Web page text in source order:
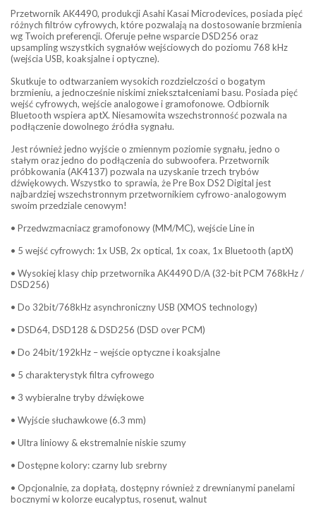
Przetwornik AK4490, produkcji Asahi Kasai Microdevices, posiada pięć
różnych filtrów cyfrowych, które pozwalają na dostosowanie brzmienia
wg Twoich preferencji. Oferuje pełne wsparcie DSD256 oraz
upsampling wszystkich sygnałów wejściowych do poziomu 768 kHz
(wejścia USB, koaksjalne i optyczne).
Skutkuje to odtwarzaniem wysokich rozdzielczości o bogatym
brzmieniu, a jednocześnie niskimi zniekształceniami basu. Posiada pięć
wejść cyfrowych, wejście analogowe i gramofonowe. Odbiornik
Bluetooth wspiera aptX. Niesamowita wszechstronność pozwala na
podłączenie dowolnego źródła sygnału.
Jest również jedno wyjście o zmiennym poziomie sygnału, jedno o
stałym oraz jedno do podłączenia do subwoofera. Przetwornik
próbkowania (AK4137) pozwala na uzyskanie trzech trybów
dźwiękowych. Wszystko to sprawia, że Pre Box DS2 Digital jest
najbardziej wszechstronnym przetwornikiem cyfrowo-analogowym
swoim przedziale cenowym!
• Przedwzmacniacz gramofonowy (MM/MC), wejście Line in
• 5 wejść cyfrowych: 1x USB, 2x optical, 1x coax, 1x Bluetooth (aptX)
• Wysokiej klasy chip przetwornika AK4490 D/A (32-bit PCM 768kHz /
DSD256)
• Do 32bit/768kHz asynchroniczny USB (XMOS technology)
• DSD64, DSD128 & DSD256 (DSD over PCM)
• Do 24bit/192kHz – wejście optyczne i koaksjalne
• 5 charakterystyk filtra cyfrowego
• 3 wybieralne tryby dźwiękowe
• Wyjście słuchawkowe (6.3 mm)
• Ultra liniowy & ekstremalnie niskie szumy
• Dostępne kolory: czarny lub srebrny
• Opcjonalnie, za dopłatą, dostępny również z drewnianymi panelami
bocznymi w kolorze eucalyptus, rosenut, walnut